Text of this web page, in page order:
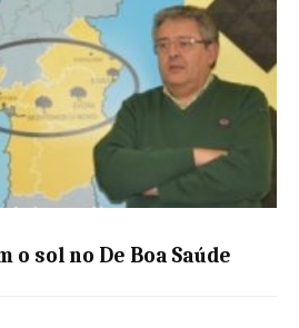
o sol no De Boa Saúde